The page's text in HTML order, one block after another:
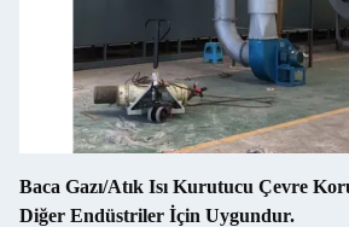
Baca Gazı/Atık Isı Kurutucu Çevre
Diğer Endüstriler İçin Uygundur.